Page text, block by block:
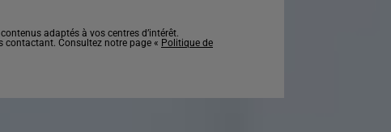
adaptés à vos centres d’intérêt.
contactant. Consultez notre page « Politique de